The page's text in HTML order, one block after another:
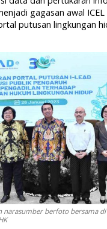
gagasan awal
putusan lingkungan
narasumber berfoto bersama